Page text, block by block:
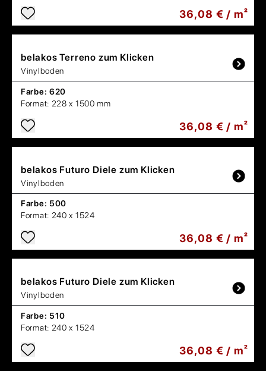
36,08 € / m²
belakosTerreno zum Klicken
Vinylboden
Farbe: 620
Format: 228 x 1500 mm
36,08 € / m²
belakos Futuro Diele zum Klicken
Vinylboden
Farbe: 500
Format: 240 x 1524
36,08 € / m²
belakos Futuro Diele zum Klicken
Vinylboden
Farbe: 510
Format: 240 x 1524
36,08 € / m²